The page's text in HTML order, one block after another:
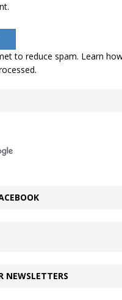
to reduce spam. Learn
.
NEWSLETTERS